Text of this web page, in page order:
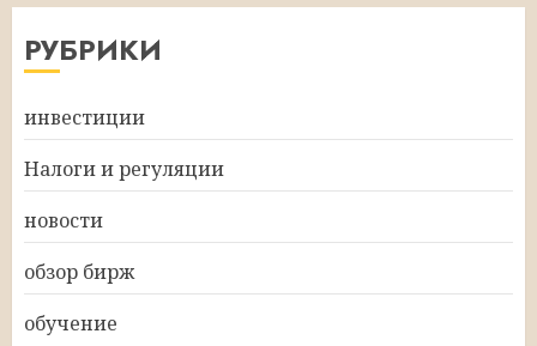
РУБРИКИ
инвестиции
Налоги и регуляции
новости
обзор бирж
обучение